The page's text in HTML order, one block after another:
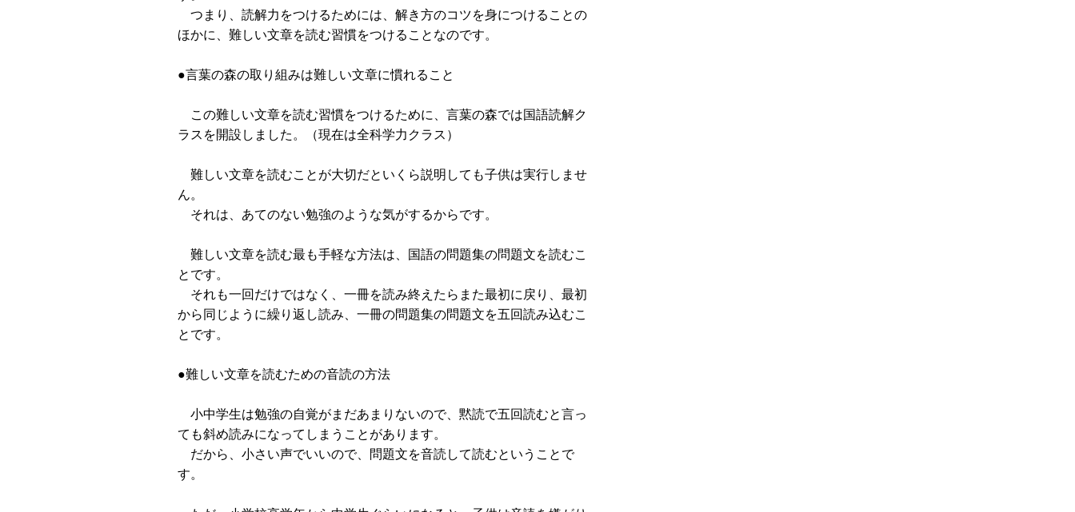
つまり、読解力をつけるためには、解き方のコツを身につけることの
ほかに、難しい文章を読む習慣をつけることなのです。
●言葉の森の取り組みは難しい文章に慣れること
この難しい文章を読む習慣をつけるために、言葉の森では国語読解ク
ラスを開設しました。（現在は全科学力クラス）
難しい文章を読むことが大切だといくら説明しても子供は実行しませ
ん。
それは、あてのない勉強のような気がするからです。
難しい文章を読む最も手軽な方法は、国語の問題集の問題文を読むこ
とです。
それも一回だけではなく、一冊を読み終えたらまた最初に戻り、最初
から同じように繰り返し読み、一冊の問題集の問題文を五回読み込むこ
とです。
●難しい文章を読むための音読の方法
小中学生は勉強の自覚がまだあまりないので、黙読で五回読むと言っ
ても斜め読みになってしまうことがあります。
だから、小さい声でいいので、問題文を音読して読むということで
す。